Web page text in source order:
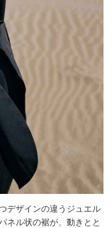
デザインの違うジュエル
ネル状の裾が、動きとと